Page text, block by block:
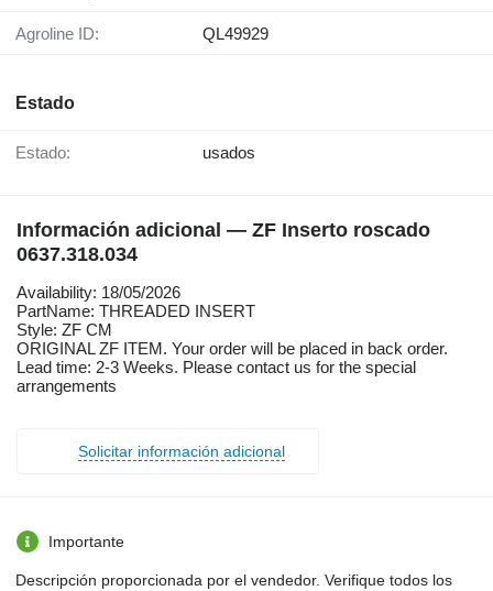
Agroline ID: QL49929
Estado
Estado: usados
Información adicional — ZF Inserto roscado
0637.318.034
Availability: 18/05/2026
PartName: THREADED INSERT
Style: ZF CM
ORIGINAL ZF ITEM. Your order will be placed in back order.
Lead time: 2-3 Weeks. Please contact us for the special
arrangements
Solicitar información adicional
Importante
Descripción proporcionada por el vendedor. Verifique todos los